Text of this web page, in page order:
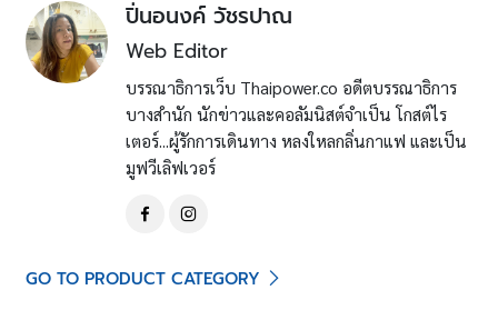
ปิ่นอนงค์ วัชรปาณ
Web Editor
บรรณาธิการเว็บ Thaipower.co อดีตบรรณาธิการ
บางสำนัก นักข่าวและคอลัมนิสต์จำเป็น โกสต์ไร
เตอร์...ผู้รักการเดินทาง หลงใหลกลิ่นกาแฟ และเป็น
มูฟวีเลิฟเวอร์
GO TO PRODUCT CATEGORY